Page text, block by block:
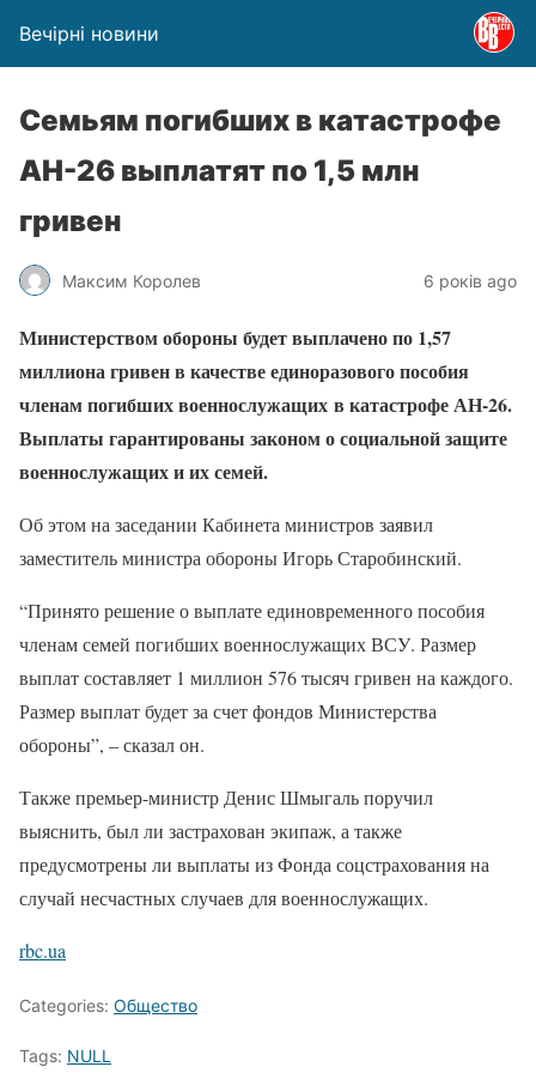
Вечірні новини
Семьям погибших в катастрофе
АН-26 выплатят по 1,5 млн
гривен
Максим Королев 6 років ago
Министерством обороны будет выплачено по 1,57
миллиона гривен в качестве единоразового пособия
членам погибших военнослужащих в катастрофе АН-26.
Выплаты гарантированы законом о социальной защите
военнослужащих и их семей.
Об этом на заседании Кабинета министров заявил
заместитель министра обороны Игорь Старобинский.
“Принято решение о выплате единовременного пособия
членам семей погибших военнослужащих ВСУ. Размер
выплат составляет 1 миллион 576 тысяч гривен на каждого.
Размер выплат будет за счет фондов Министерства
обороны”, – сказал он.
Также премьер-министр Денис Шмыгаль поручил
выяснить, был ли застрахован экипаж, а также
предусмотрены ли выплаты из Фонда соцстрахования на
случай несчастных случаев для военнослужащих.
rbc.ua
Categories: Общество
Tags: NULL